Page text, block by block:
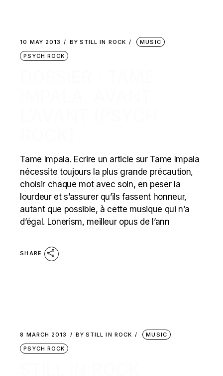
10 MAY 2013 BY STILL IN ROCK
MUSIC
PSYCH ROCK
Tame Impala. Ecrire un article sur Tame Impala
nécessite toujours la plus grande précaution,
choisir chaque mot avec soin, en peser la
lourdeur et s’assurer qu’ils fassent honneur,
autant que possible, à cette musique qui n’a
d’égal. Lonerism, meilleur opus de l’ann
SHARE
8 MARCH 2013 BY STILL IN ROCK
MUSIC
PSYCH ROCK